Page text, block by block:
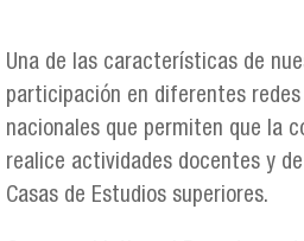
Una de las características de
participación en diferentes
nacionales que permiten que la
realice actividades docentes y
Casas de Estudios superiores.